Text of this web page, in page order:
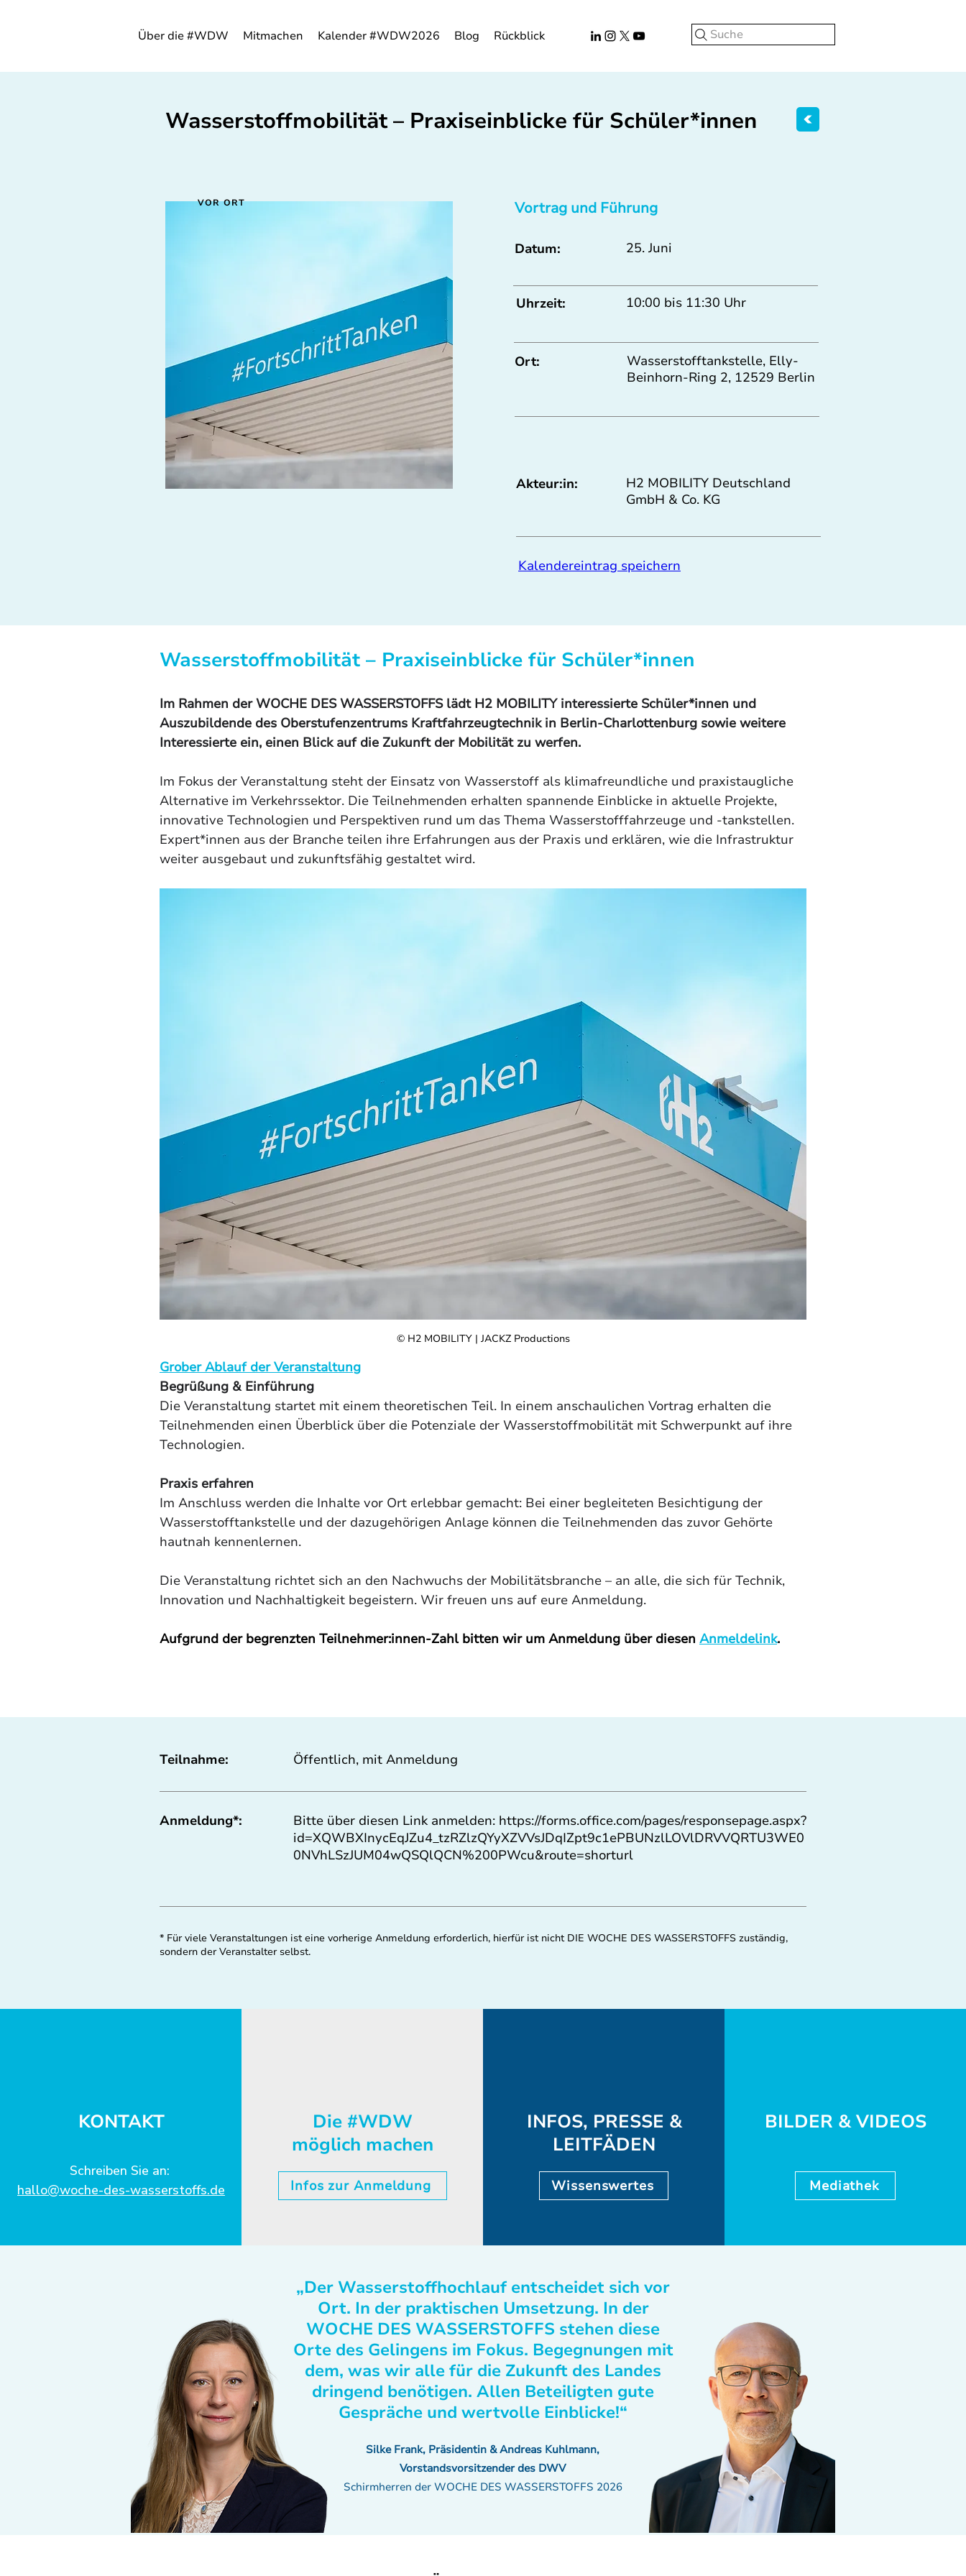
Über die #WDW Mitmachen Kalender #WDW2026 Blog Rückblick Suche
Wasserstoffmobilität – Praxiseinblicke für Schüler*innen
VOR ORT Vortrag und Führung
Datum: 25. Juni
Uhrzeit: 10:00 bis 11:30 Uhr
Ort:
Wasserstofftankstelle, Elly-
Beinhorn-Ring 2, 12529 Berlin
Akteur:in:
H2 MOBILITY Deutschland
GmbH & Co. KG
Kalendereintrag speichern
Wasserstoffmobilität – Praxiseinblicke für Schüler*innen
Im Rahmen der WOCHE DES WASSERSTOFFS lädt H2 MOBILITY interessierte Schüler*innen und
Auszubildende des Oberstufenzentrums Kraftfahrzeugtechnik in Berlin-Charlottenburg sowie weitere
Interessierte ein, einen Blick auf die Zukunft der Mobilität zu werfen.
Im Fokus der Veranstaltung steht der Einsatz von Wasserstoff als klimafreundliche und praxistaugliche
Alternative im Verkehrssektor. Die Teilnehmenden erhalten spannende Einblicke in aktuelle Projekte,
innovative Technologien und Perspektiven rund um das Thema Wasserstofffahrzeuge und -tankstellen.
Expert*innen aus der Branche teilen ihre Erfahrungen aus der Praxis und erklären, wie die Infrastruktur
weiter ausgebaut und zukunftsfähig gestaltet wird.
© H2 MOBILITY | JACKZ Productions
Grober Ablauf der Veranstaltung
Begrüßung & Einführung
Die Veranstaltung startet mit einem theoretischen Teil. In einem anschaulichen Vortrag erhalten die
Teilnehmenden einen Überblick über die Potenziale der Wasserstoffmobilität mit Schwerpunkt auf ihre
Technologien.
Praxis erfahren
Im Anschluss werden die Inhalte vor Ort erlebbar gemacht: Bei einer begleiteten Besichtigung der
Wasserstofftankstelle und der dazugehörigen Anlage können die Teilnehmenden das zuvor Gehörte
hautnah kennenlernen.
Die Veranstaltung richtet sich an den Nachwuchs der Mobilitätsbranche – an alle, die sich für Technik,
Innovation und Nachhaltigkeit begeistern. Wir freuen uns auf eure Anmeldung.
Aufgrund der begrenzten Teilnehmer:innen-Zahl bitten wir um Anmeldung über diesen Anmeldelink.
Teilnahme: Öffentlich, mit Anmeldung
Anmeldung*: Bitte über diesen Link anmelden: https://forms.office.com/pages/responsepage.aspx?
id=XQWBXInycEqJZu4_tzRZlzQYyXZVVsJDqIZpt9c1ePBUNzlLOVlDRVVQRTU3WE0
0NVhLSzJUM04wQSQlQCN%200PWcu&route=shorturl
* Für viele Veranstaltungen ist eine vorherige Anmeldung erforderlich, hierfür ist nicht DIE WOCHE DES WASSERSTOFFS zuständig,
sondern der Veranstalter selbst.
KONTAKT
Schreiben Sie an:
hallo@woche-des-wasserstoffs.de
Die #WDW
möglich machen
Infos zur Anmeldung
INFOS, PRESSE &
LEITFÄDEN
Wissenswertes
BILDER & VIDEOS
Mediathek
„Der Wasserstoffhochlauf entscheidet sich vor
Ort. In der praktischen Umsetzung. In der
WOCHE DES WASSERSTOFFS stehen diese
Orte des Gelingens im Fokus. Begegnungen mit
dem, was wir alle für die Zukunft des Landes
dringend benötigen. Allen Beteiligten gute
Gespräche und wertvolle Einblicke!“
Silke Frank, Präsidentin & Andreas Kuhlmann,
Vorstandsvorsitzender des DWV
Schirmherren der WOCHE DES WASSERSTOFFS 2026